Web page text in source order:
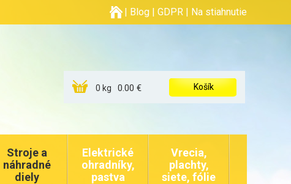
| Blog | GDPR | Na stiahnutie
0 kg 0.00 € Košík
Stroje a
náhradné
diely
Elektrické
ohradníky,
pastva
Vrecia,
plachty,
siete, fólie